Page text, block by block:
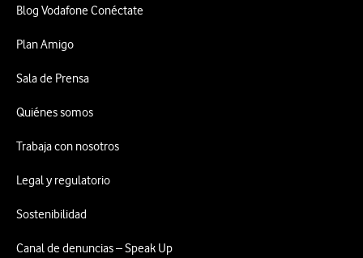
Blog Vodafone Conéctate
Plan Amigo
Sala de Prensa
Quiénes somos
Trabaja con nosotros
Legal y regulatorio
Sostenibilidad
Canal de denuncias – Speak Up